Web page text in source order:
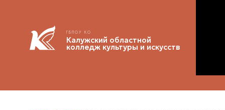
ГБПОУ КО
Калужский областной
колледж культуры и искусств